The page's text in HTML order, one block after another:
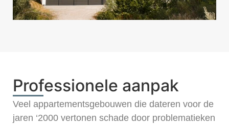
Professionele aanpak
Veel appartementsgebouwen die dateren voor de
jaren ‘2000 vertonen schade door problematieken